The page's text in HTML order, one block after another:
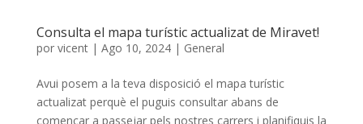
Consulta el mapa turístic actualizat de Miravet!
por vicent| Ago 10, 2024| General
Avui posem a la teva disposició el mapa turístic
actualizat perquè el puguis consultar abans de
començar a passejar pels nostres carrers i planifiquis la